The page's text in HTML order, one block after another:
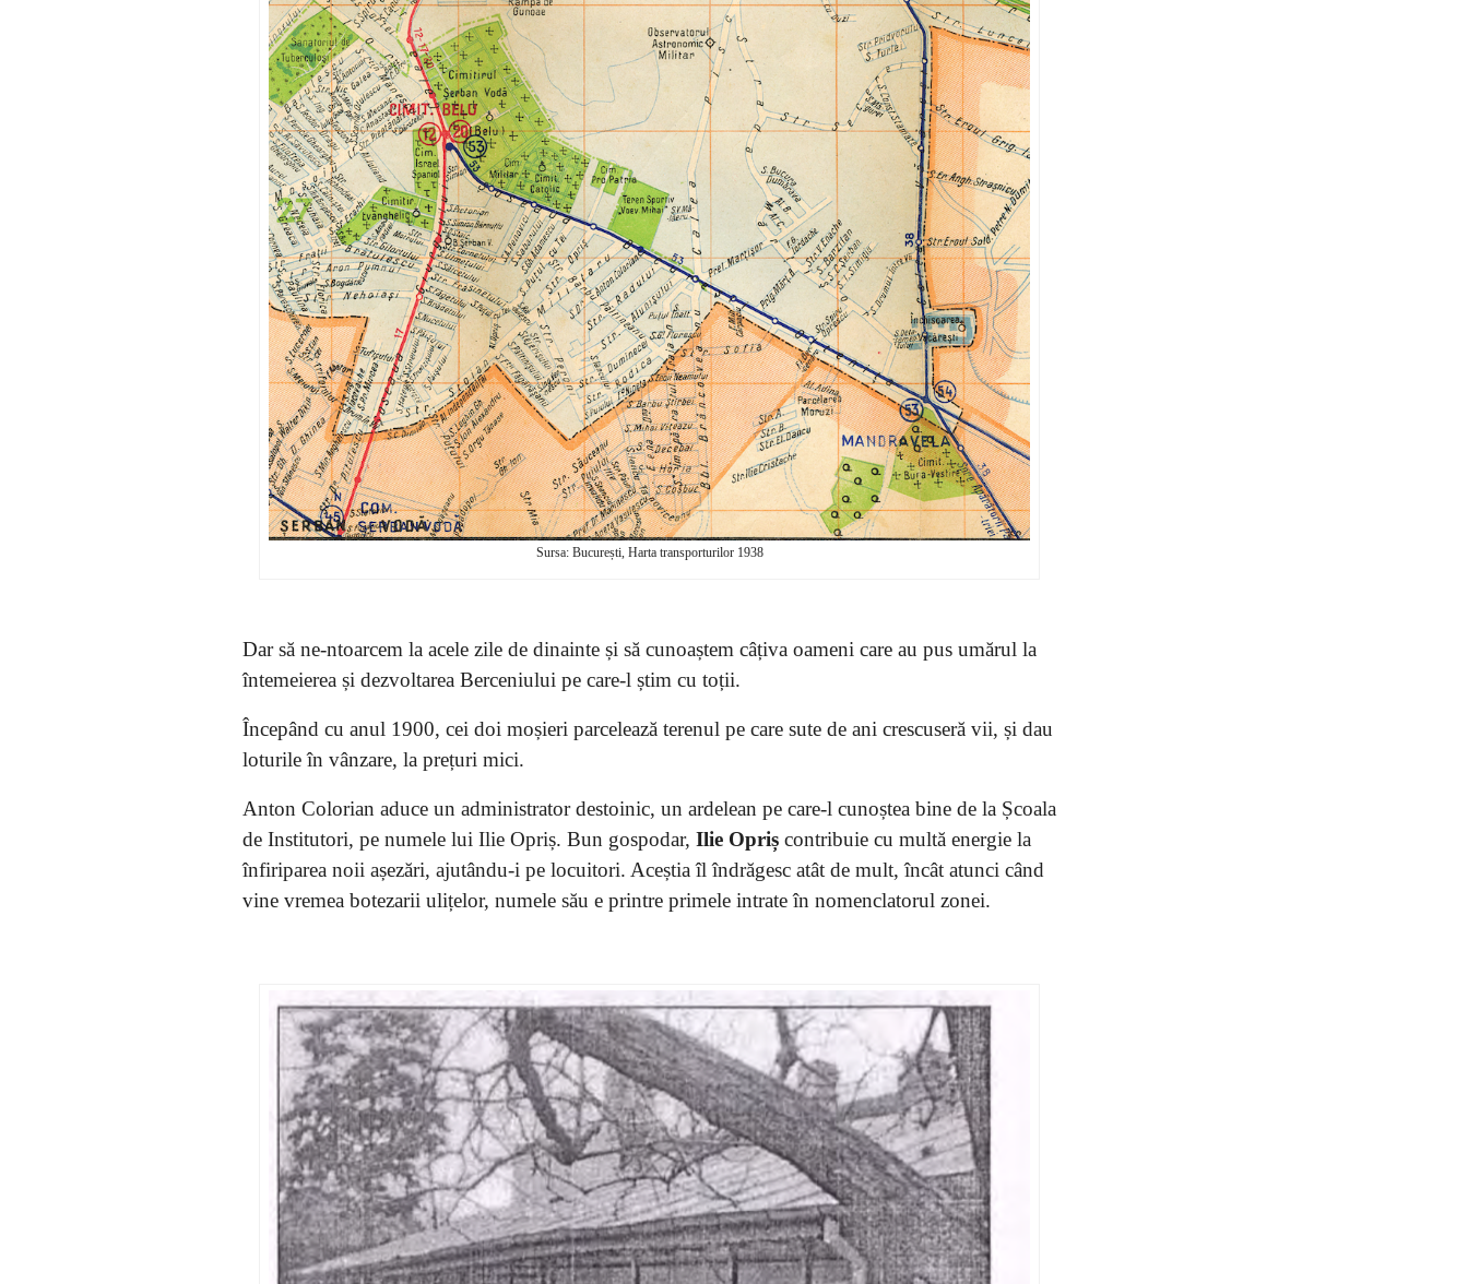
Sursa: București, Harta transporturilor 1938
Dar să ne-ntoarcem la acele zile de dinainte și să cunoaștem câțiva oameni care au pus umărul la
întemeierea și dezvoltarea Berceniului pe care-l știm cu toții.
Începând cu anul 1900, cei doi moșieri parcelează terenul pe care sute de ani crescuseră vii, și dau
loturile în vânzare, la prețuri mici.
Anton Colorian aduce un administrator destoinic, un ardelean pe care-l cunoștea bine de la Școala
de Institutori, pe numele lui Ilie Opriș. Bun gospodar,Ilie Opriș contribuie cu multă energie la
înfiriparea noii așezări, ajutându-i pe locuitori. Aceștia îl îndrăgesc atât de mult, încât atunci când
vine vremea botezarii ulițelor, numele său e printre primele intrate în nomenclatorul zonei.